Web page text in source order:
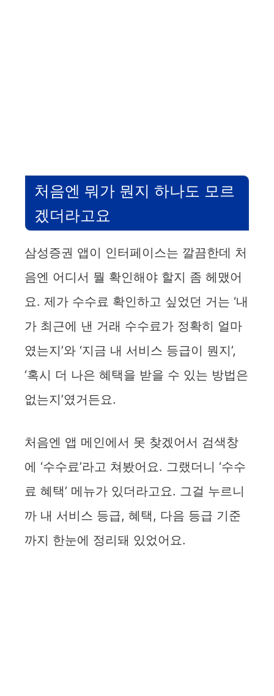
처음엔 뭐가 뭔지 하나도 모르
겠더라고요
삼성증권 앱이 인터페이스는 깔끔한데 처
음엔 어디서 뭘 확인해야 할지 좀 헤맸어
요. 제가 수수료 확인하고 싶었던 거는 ‘내
가 최근에 낸 거래 수수료가 정확히 얼마
였는지’와 ‘지금 내 서비스 등급이 뭔지’,
‘혹시 더 나은 혜택을 받을 수 있는 방법은
없는지’였거든요.
처음엔 앱 메인에서 못 찾겠어서 검색창
에 ‘수수료’라고 쳐봤어요. 그랬더니 ‘수수
료 혜택’ 메뉴가 있더라고요. 그걸 누르니
까 내 서비스 등급, 혜택, 다음 등급 기준
까지 한눈에 정리돼 있었어요.